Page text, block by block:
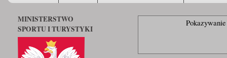
MINISTERSTWO
SPORTU I TURYSTYKI